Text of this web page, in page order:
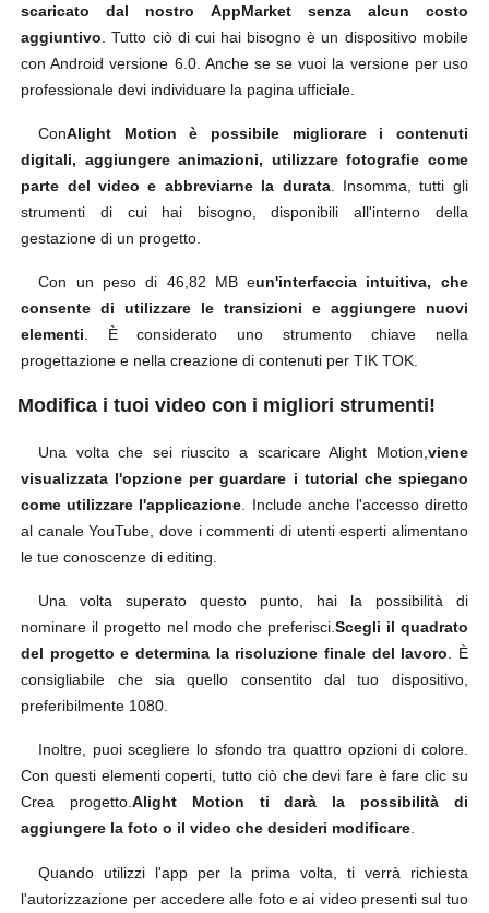
scaricato dal nostro AppMarket senza alcun costo
aggiuntivo . Tutto ciò di cui hai bisogno è un dispositivo mobile
con Android versione 6.0. Anche se se vuoi la versione per uso
professionale devi individuare la pagina ufficiale.
ConAlight Motion è possibile migliorare i contenuti
digitali, aggiungere animazioni, utilizzare fotografie come
parte del video e abbreviarne la durata. Insomma, tutti gli
strumenti di cui hai bisogno, disponibili all'interno della
gestazione di un progetto.
Con un peso di 46,82 MB eun'interfaccia intuitiva, che
consente di utilizzare le transizioni e aggiungere nuovi
elementi. È considerato uno strumento chiave nella
progettazione e nella creazione di contenuti per TIK TOK.
Modifica i tuoi video con i migliori strumenti!
Una volta che sei riuscito a scaricare Alight Motion, viene
visualizzata l'opzione per guardare i tutorial che spiegano
come utilizzare l'applicazione . Include anche l'accesso diretto
al canale YouTube, dove i commenti di utenti esperti alimentano
le tue conoscenze di editing.
Una volta superato questo punto, hai la possibilità di
nominare il progetto nel modo che preferisci.Scegli il quadrato
del progetto e determina la risoluzione finale del lavoro . È
consigliabile che sia quello consentito dal tuo dispositivo,
preferibilmente 1080.
Inoltre, puoi scegliere lo sfondo tra quattro opzioni di colore.
Con questi elementi coperti, tutto ciò che devi fare è fare clic su
Crea progetto.Alight Motion ti darà la possibilità di
aggiungere la foto o il video che desideri modificare.
Quando utilizzi l'app per la prima volta, ti verrà richiesta
l'autorizzazione per accedere alle foto e ai video presenti sul tuo